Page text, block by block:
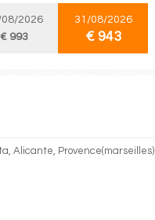
2026
€ 993
31/08/2026
€ 943
Alicante, Provence(marseilles)